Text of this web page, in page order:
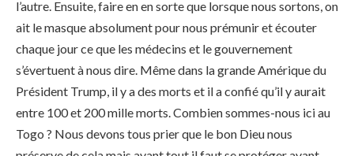
l’autre. Ensuite, faire en en sorte que lorsque nous sortons, on
ait le masque absolument pour nous prémunir et écouter
chaque jour ce que les médecins et le gouvernement
s’évertuent à nous dire. Même dans la grande Amérique du
Président Trump, il y a des morts et il a confié qu’il y aurait
entre 100 et 200 mille morts. Combien sommes-nous ici au
Togo ? Nous devons tous prier que le bon Dieu nous